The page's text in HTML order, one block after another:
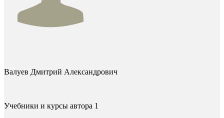
Валуев Дмитрий Александрович
Учебники и курсы автора 1